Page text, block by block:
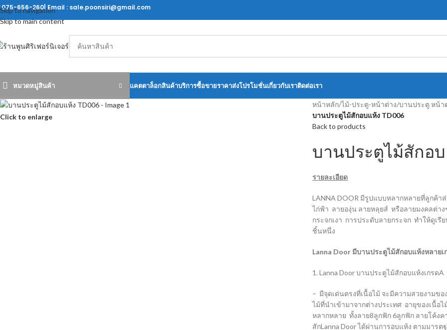
Skip to navigation
Skip to main content
075-656-260| Email : sale.poonsiri@gmail.com
หมวดหมู่สินค้า แคตตาล็อกสินค้าบริการซื้อขายราคาส่งโปรโมชั่นเกี่ยวกับเราติดต่อเรา
Click to enlarge
หน้าหลัก/ไม้-ประตู-หน้าต่าง/บานประตู หน้า
บานประตูไม้สักอบแห้ง TD006
Back to products
บานประตูไม้สักอ
รายละเอียด
LANNA DOOR มีรูปแบบหลากหลายที่ลูกค้า
ไก่ฟ้า ลายองุ่น ลายหลุยส์ หรือลายมงคลต่า
กระจกเงา การประดับลายกระจก ทำให้ดูเ
ชิ้นหนึ่ง
Lanna Door มีบานประตูไม้สักอบแห้งหลาย
1. Lanna Door บานประตูไม้สักอบแห้งเกรดA
– มีจุดเด่นตรงที่เนื้อไม้ จะมีความสวยงามขอ
ไม้ที่นำเข้ามาจากต่างประเทศ อายุของเนื้
หลากหลาย ทั้งลาย8ลูกฟัก 6ลูกฟัก ลายโค้งค
สักLanna Door ได้ผ่านการอบแห้ง ตามมารต